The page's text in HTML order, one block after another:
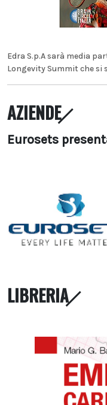
Edra S.p.A sarà media
Longevity Summit che si
AZIENDE
Eurosets
LIBRERIA